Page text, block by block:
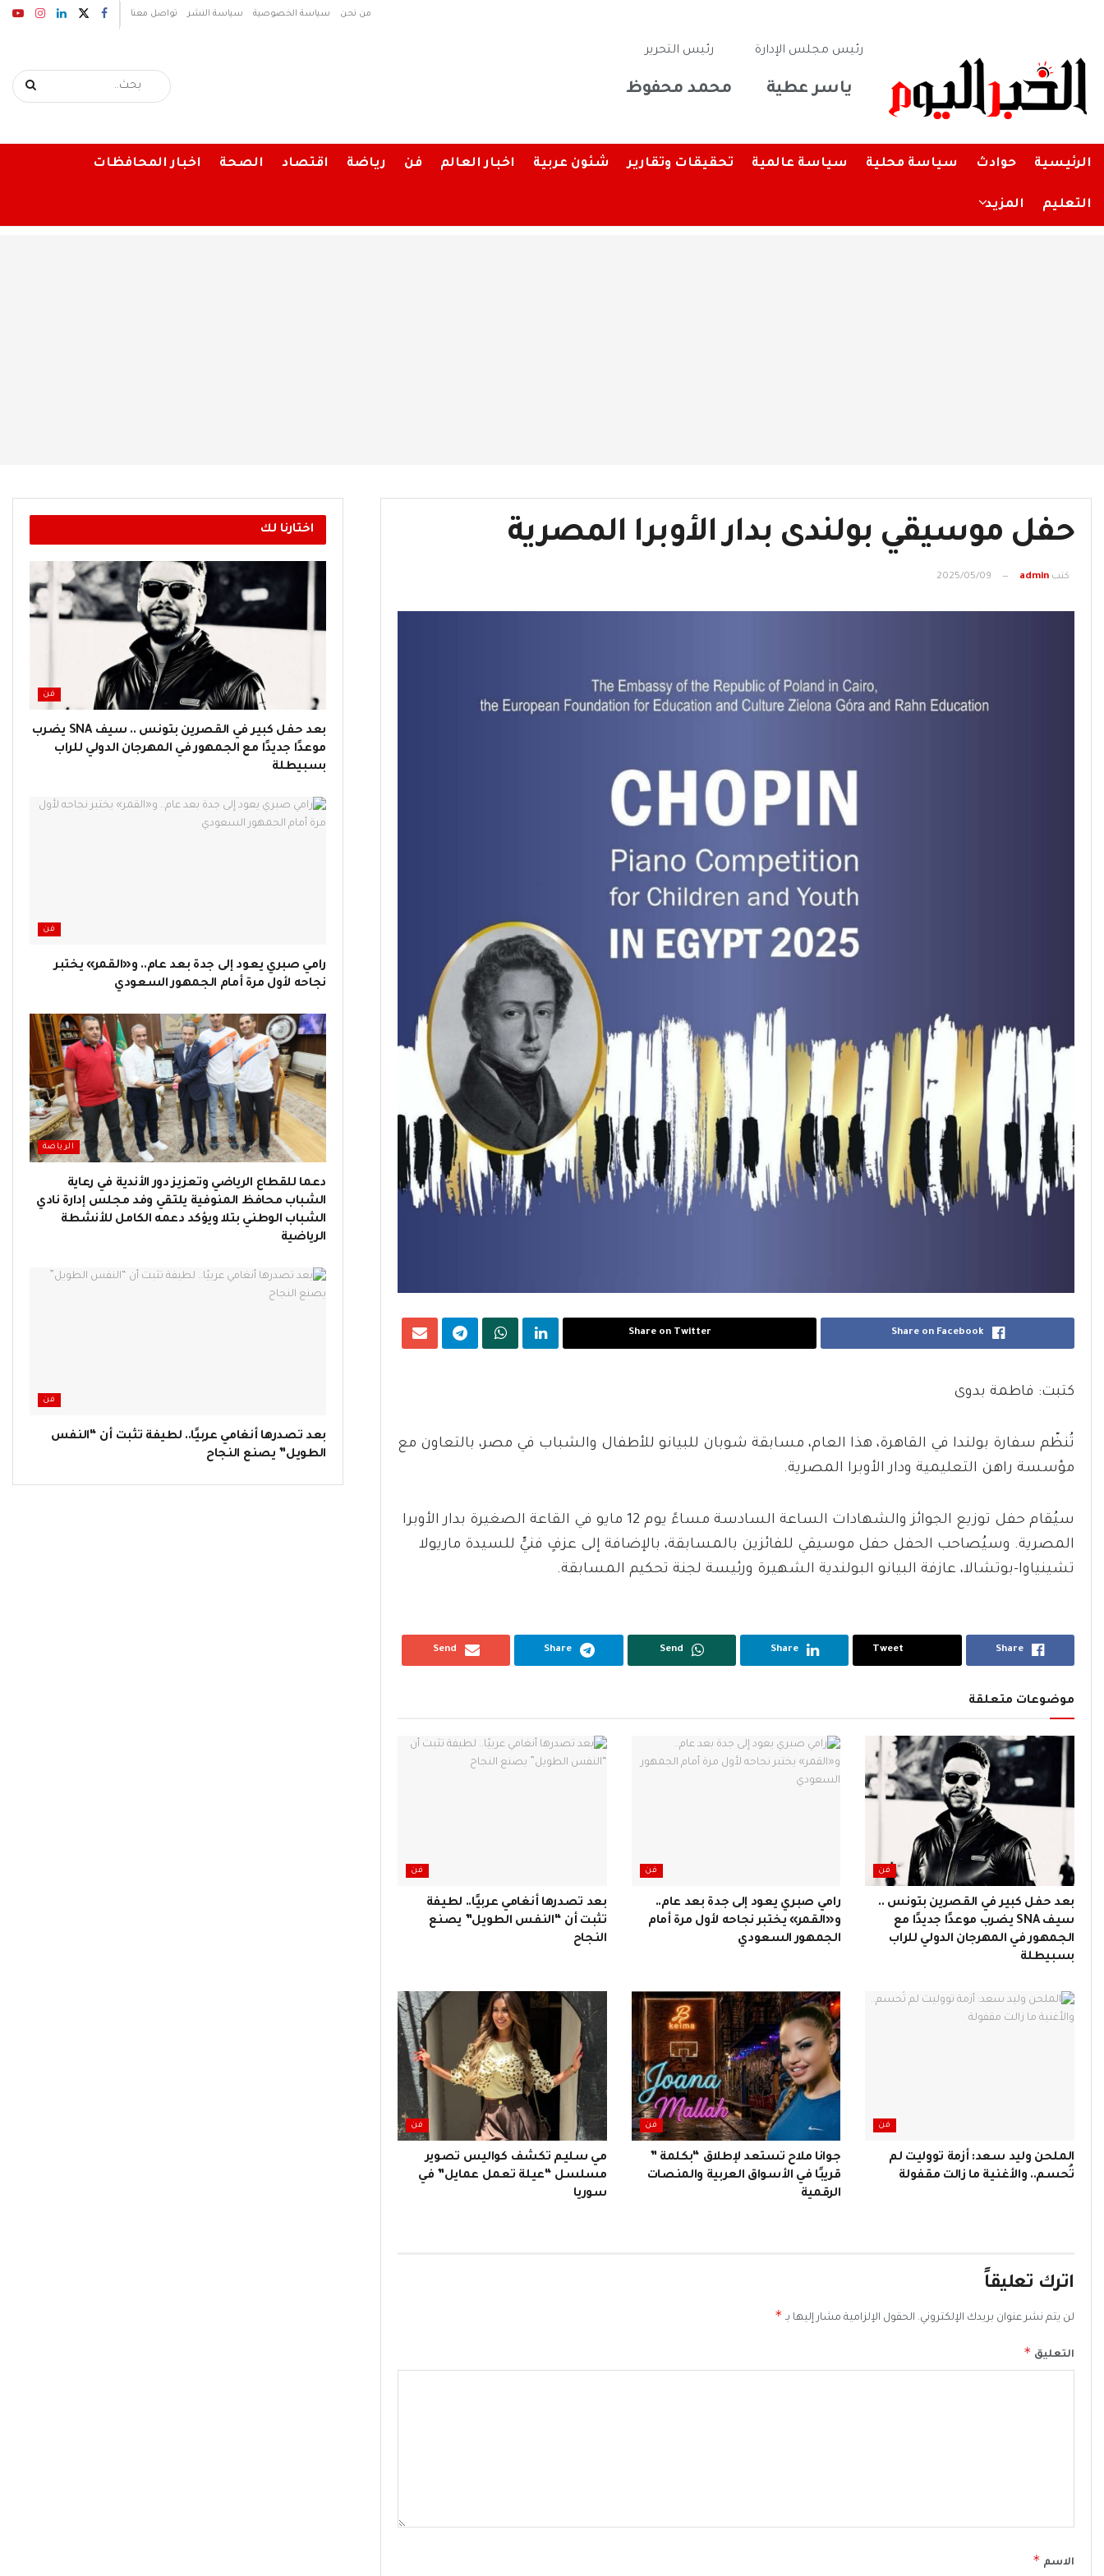
من نحن سياسة الخصوصية سياسة النشر تواصل معنا
رئيس مجلس الإدارة
ياسر عطية
رئيس التحرير
محمد محفوظ
الرئيسية حوادث سياسة محلية سياسة عالمية تحقيقات وتقارير شئون عربية اخبار العالم فن رياضة اقتصاد الصحة اخبار المحافظات
التعليم المزيد
حفل موسيقي بولندى بدار الأوبرا المصرية
كتب admin
2025/05/09
Share on Facebook
Share on Twitter
كتبت: فاطمة بدوى
تُنظّم سفارة بولندا في القاهرة، هذا العام، مسابقة شوبان للبيانو للأطفال والشباب في مصر، بالتعاون مع
مؤسسة راهن التعليمية ودار الأوبرا المصرية.
سيُقام حفل توزيع الجوائز والشهادات الساعة السادسة مساءً يوم 12 مايو في القاعة الصغيرة بدار الأوبرا
المصرية. وسيُصاحب الحفل حفل موسيقي للفائزين بالمسابقة، بالإضافة إلى عزفٍ فنيٍّ للسيدة ماريولا
تشينياوا-بوتشالا، عازفة البيانو البولندية الشهيرة ورئيسة لجنة تحكيم المسابقة.
Share
Tweet
Share
Send
Share
Send
موضوعات متعلقة
فن
بعد حفل كبير في القصرين بتونس ..
سيف SNA يضرب موعدًا جديدًا مع
الجمهور في المهرجان الدولي للراب
بسبيطلة
فن
رامي صبري يعود إلى جدة بعد عام..
و«القمر» يختبر نجاحه لأول مرة أمام
الجمهور السعودي
فن
بعد تصدرها أنغامي عربيًا.. لطيفة
تثبت أن “النفس الطويل” يصنع
النجاح
فن
الملحن وليد سعد: أزمة تووليت لم
تُحسم.. والأغنية ما زالت مقفولة
فن
جوانا ملاح تستعد لإطلاق “بكلمة ”
قريبًا في الأسواق العربية والمنصات
الرقمية
فن
مي سليم تكشف كواليس تصوير
مسلسل “عيلة تعمل عمايل” في
سوريا
اترك تعليقاً
لن يتم نشر عنوان بريدك الإلكتروني. الحقول الإلزامية مشار إليها بـ *
التعليق *
الاسم *
اختارنا لك
فن
بعد حفل كبير في القصرين بتونس .. سيف SNA يضرب
موعدًا جديدًا مع الجمهور في المهرجان الدولي للراب
بسبيطلة
فن
رامي صبري يعود إلى جدة بعد عام.. و«القمر» يختبر
نجاحه لأول مرة أمام الجمهور السعودي
الرياضة
دعما للقطاع الرياضي وتعزيز دور الأندية في رعاية
الشباب محافظ المنوفية يلتقي وفد مجلس إدارة نادي
الشباب الوطني بتلا ويؤكد دعمه الكامل للأنشطة
الرياضية
فن
بعد تصدرها أنغامي عربيًا.. لطيفة تثبت أن “النفس
الطويل” يصنع النجاح